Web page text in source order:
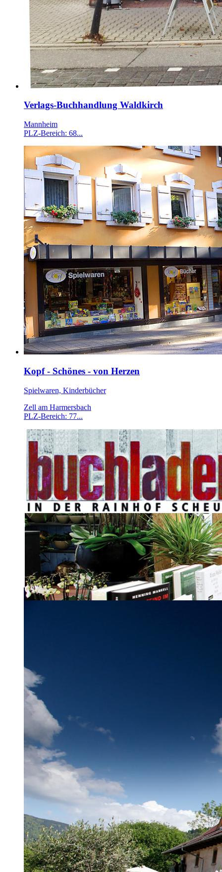
Verlags-Buchhandlung Waldkirch
Mannheim
PLZ-Bereich: 68...
Kopf - Schönes - von Herzen
Spielwaren, Kinderbücher
Zell am Harmersbach
PLZ-Bereich: 77...